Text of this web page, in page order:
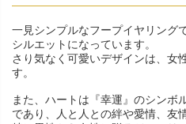
一見シンプルなフープイヤリング
シルエットになっています。
さり気なく可愛いデザインは、女
す。
また、ハートは『幸運』のシンボ
であり、人と人との絆や愛情、友